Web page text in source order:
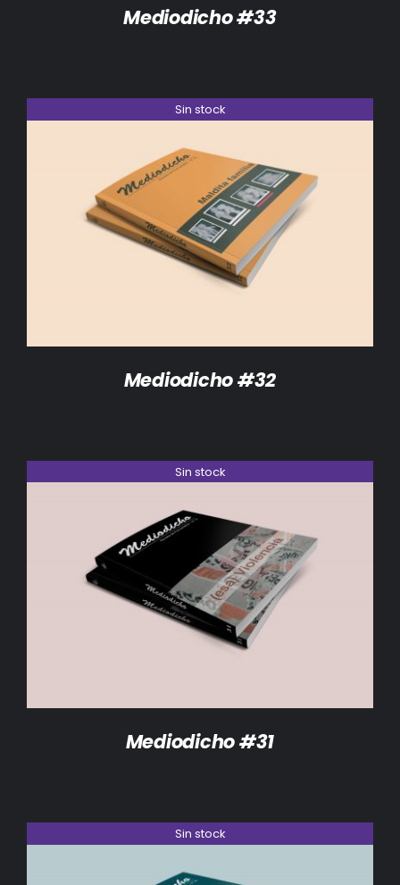
Mediodicho #33
Sin stock
DETALLES
Mediodicho #32
Sin stock
DETALLES
Mediodicho #31
Sin stock